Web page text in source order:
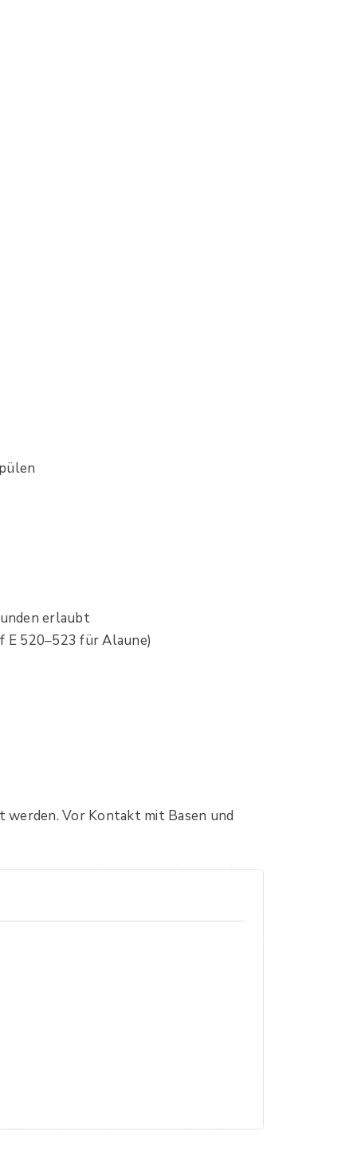
erlaubt
520–523 für Alaune)
Vor Kontakt mit Basen und